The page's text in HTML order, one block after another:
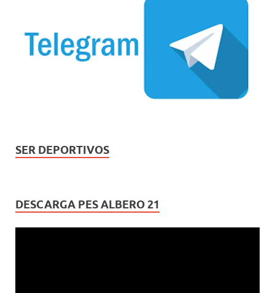
SER DEPORTIVOS
DESCARGA PES ALBERO 21